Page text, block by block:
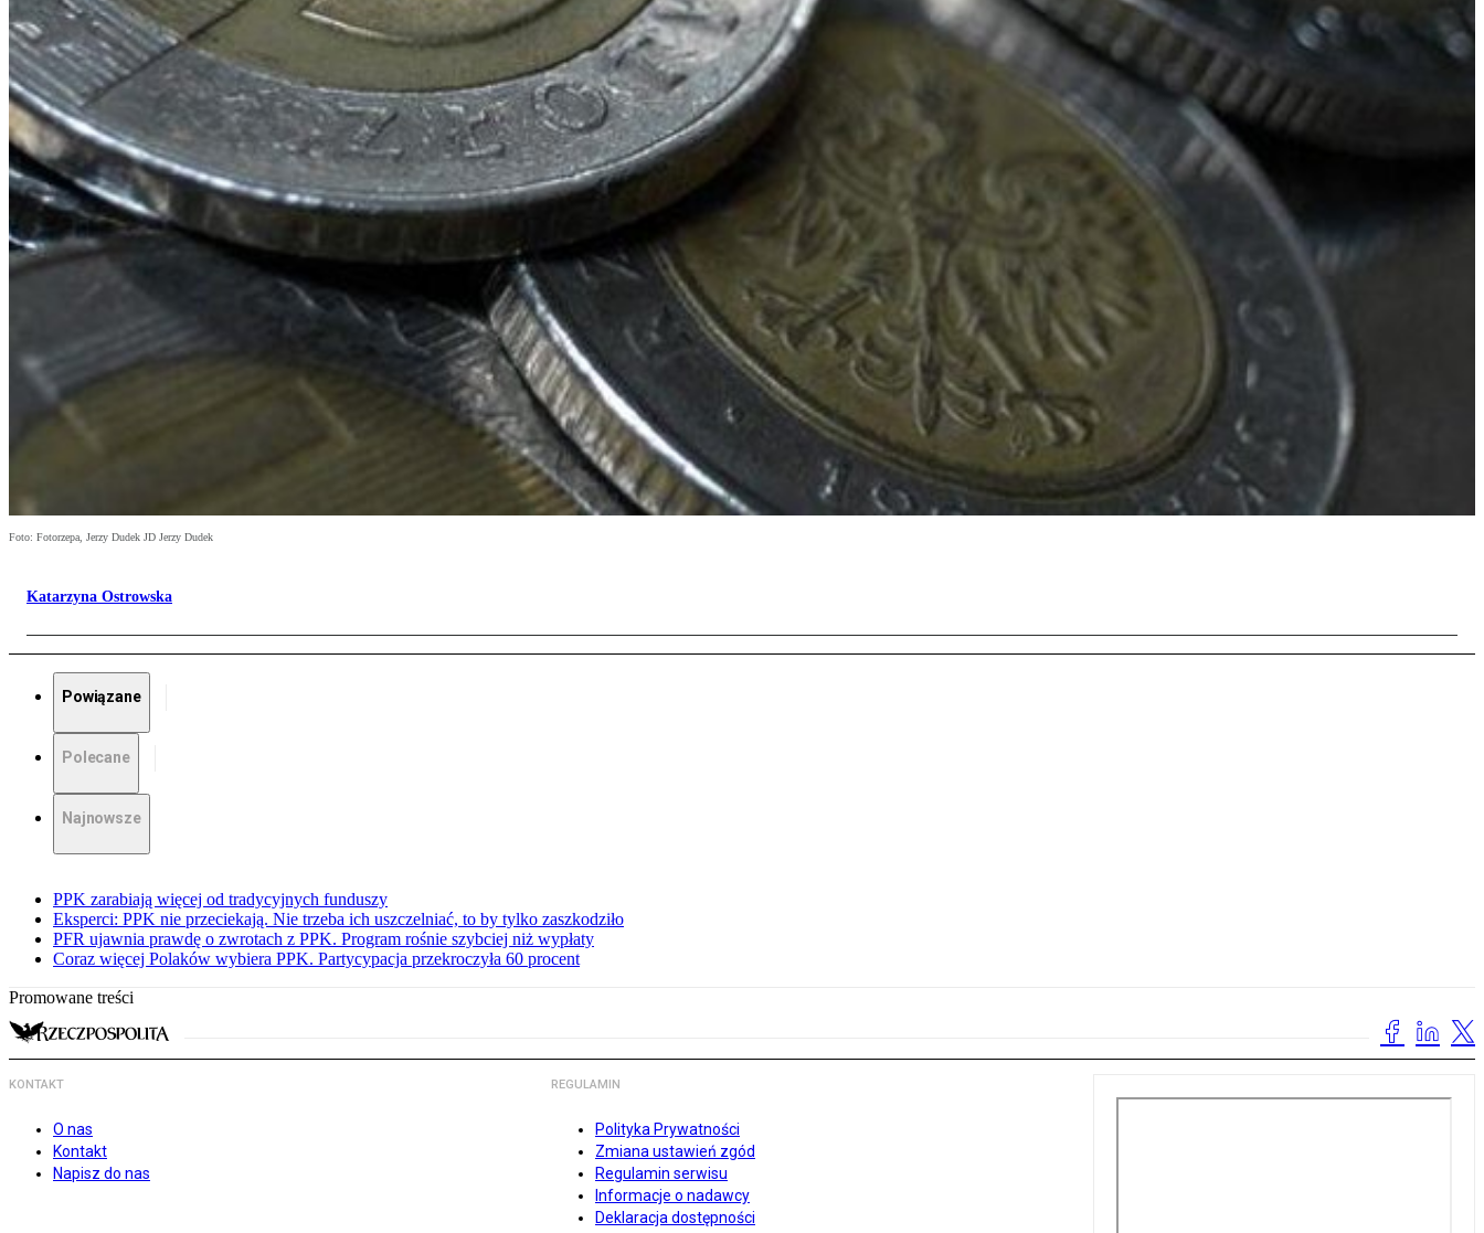
Foto: Fotorzepa, Jerzy Dudek JD Jerzy Dudek
Katarzyna Ostrowska
Powiązane
Polecane
Najnowsze
PPK zarabiają więcej od tradycyjnych funduszy
Eksperci: PPK nie przeciekają. Nie trzeba ich uszczelniać, to by tylko zaszkodziło
PFR ujawnia prawdę o zwrotach z PPK. Program rośnie szybciej niż wypłaty
Coraz więcej Polaków wybiera PPK. Partycypacja przekroczyła 60 procent
Promowane treści
KONTAKT
O nas
Kontakt
Napisz do nas
REGULAMIN
Polityka Prywatności
Zmiana ustawień zgód
Regulamin serwisu
Informacje o nadawcy
Deklaracja dostępności